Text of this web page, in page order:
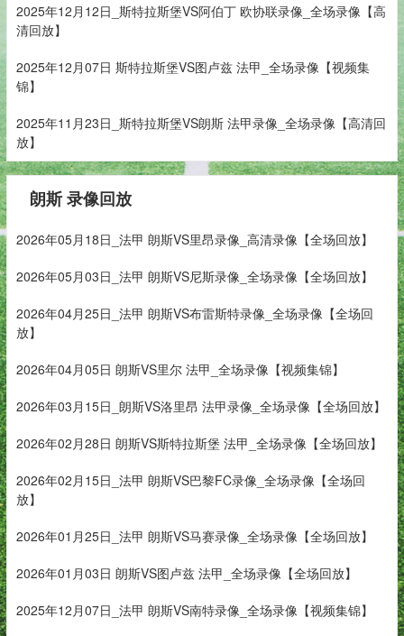
2025年12月12日_斯特拉斯堡VS阿伯丁 欧协联录像_全场录像【高
清回放】
2025年12月07日 斯特拉斯堡VS图卢兹 法甲_全场录像【视频集
锦】
2025年11月23日_斯特拉斯堡VS朗斯 法甲录像_全场录像【高清回
放】
朗斯 录像回放
2026年05月18日_法甲 朗斯VS里昂录像_高清录像【全场回放】
2026年05月03日_法甲 朗斯VS尼斯录像_全场录像【全场回放】
2026年04月25日_法甲 朗斯VS布雷斯特录像_全场录像【全场回
放】
2026年04月05日 朗斯VS里尔 法甲_全场录像【视频集锦】
2026年03月15日_朗斯VS洛里昂 法甲录像_全场录像【全场回放】
2026年02月28日 朗斯VS斯特拉斯堡 法甲_全场录像【全场回放】
2026年02月15日_法甲 朗斯VS巴黎FC录像_全场录像【全场回
放】
2026年01月25日_法甲 朗斯VS马赛录像_全场录像【全场回放】
2026年01月03日 朗斯VS图卢兹 法甲_全场录像【全场回放】
2025年12月07日_法甲 朗斯VS南特录像_全场录像【视频集锦】